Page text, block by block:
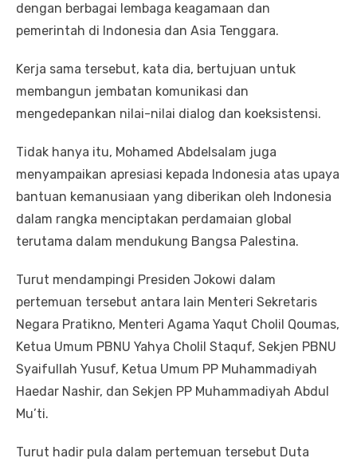
dengan berbagai lembaga keagamaan dan
pemerintah di Indonesia dan Asia Tenggara.
Kerja sama tersebut, kata dia, bertujuan untuk
membangun jembatan komunikasi dan
mengedepankan nilai-nilai dialog dan koeksistensi.
Tidak hanya itu, Mohamed Abdelsalam juga
menyampaikan apresiasi kepada Indonesia atas upaya
bantuan kemanusiaan yang diberikan oleh Indonesia
dalam rangka menciptakan perdamaian global
terutama dalam mendukung Bangsa Palestina.
Turut mendampingi Presiden Jokowi dalam
pertemuan tersebut antara lain Menteri Sekretaris
Negara Pratikno, Menteri Agama Yaqut Cholil Qoumas,
Ketua Umum PBNU Yahya Cholil Staquf, Sekjen PBNU
Syaifullah Yusuf, Ketua Umum PP Muhammadiyah
Haedar Nashir, dan Sekjen PP Muhammadiyah Abdul
Mu’ti.
Turut hadir pula dalam pertemuan tersebut Duta